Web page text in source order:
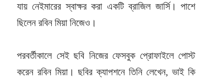
যায় নেইমারের স্বাক্ষর করা একটি ব্রাজিল জার্সি। পাশে
ছিলেন রবিন মিয়া নিজেও।
পরবর্তীকালে সেই ছবি নিজের ফেসবুক প্রোফাইলে পোস্ট
করেন রবিন মিয়া। ছবির ক্যাপশনে তিনি লেখেন, ভাই কি